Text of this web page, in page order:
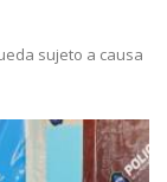
sujeto a causa